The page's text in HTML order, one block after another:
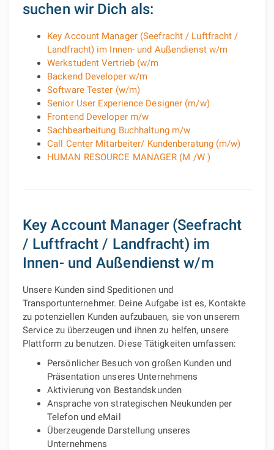
suchen wir Dich als:
Key Account Manager (Seefracht / Luftfracht /
Landfracht) im Innen- und Außendienst w/m
Werkstudent Vertrieb (w/m
Backend Developer w/m
Software Tester (w/m)
Senior User Experience Designer (m/w)
Frontend Developer m/w
Sachbearbeitung Buchhaltung m/w
Call Center Mitarbeiter/ Kundenberatung (m/w)
HUMAN RESOURCE MANAGER (M /W )
Key Account Manager (Seefracht
/ Luftfracht / Landfracht) im
Innen- und Außendienst w/m
Unsere Kunden sind Speditionen und
Transportunternehmer. Deine Aufgabe ist es, Kontakte
zu potenziellen Kunden aufzubauen, sie von unserem
Service zu überzeugen und ihnen zu helfen, unsere
Plattform zu benutzen. Diese Tätigkeiten umfassen:
Persönlicher Besuch von großen Kunden und
Präsentation unseres Unternehmens
Aktivierung von Bestandskunden
Ansprache von strategischen Neukunden per
Telefon und eMail
Überzeugende Darstellung unseres
Unternehmens